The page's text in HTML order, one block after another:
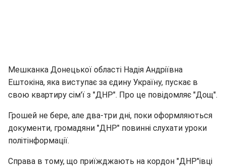
Мешканка Донецької області Надія Андріївна
Ештокіна, яка виступає за єдину Україну, пускає в
свою квартиру сім'ї з "ДНР". Про це повідомляє "Дощ".
Грошей не бере, але два-три дні, поки оформляються
документи, громадяни "ДНР" повинні слухати уроки
політінформації.
Справа в тому, що приїжджають на кордон "ДНР"івці